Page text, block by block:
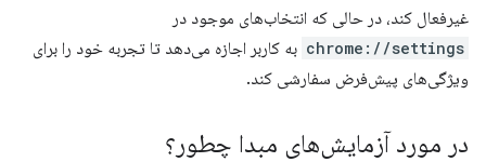
غیرفعال کند، در حالی که انتخاب‌های موجود در
chrome://settings به کاربر اجازه می‌دهد تا تجربه خود را برای
ویژگی‌های پیش‌فرض سفارشی کند.
در مورد آزمایش‌های مبدا چطور؟